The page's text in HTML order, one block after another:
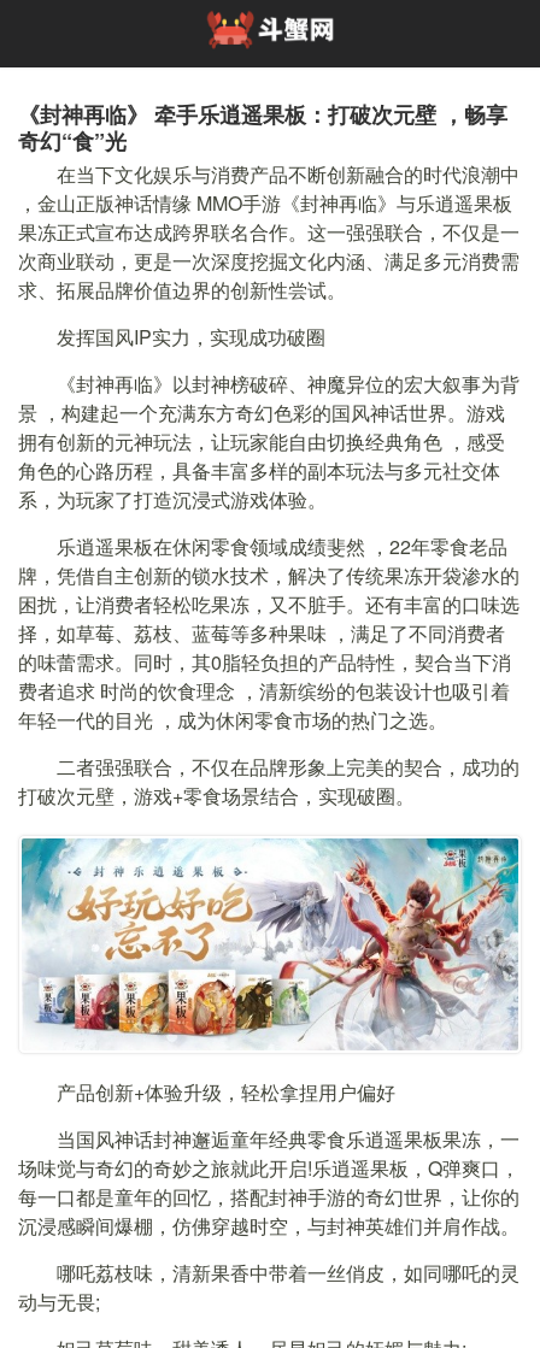
《封神再临》 牵手乐逍遥果板：打破次元壁 ，畅享
奇幻“食”光
在当下⽂化娱乐与消费产品不断创新融合的时代浪潮中
，金山正版神话情缘 MMO手游《封神再临》与乐逍遥果板
果冻正式宣布达成跨界联名合作。这⼀强强联合，不仅是⼀
次商业联动，更是⼀次深度挖掘⽂化内涵、满⾜多元消费需
求、拓展品牌价值边界的创新性尝试。
发挥国风IP实力，实现成功破圈
《封神再临》以封神榜破碎、神魔异位的宏⼤叙事为背
景 ，构建起⼀个充满东⽅奇幻⾊彩的国风神话世界。游戏
拥有创新的元神玩法，让玩家能⾃由切换经典角⾊ ，感受
角⾊的⼼路历程，具备丰富多样的副本玩法与多元社交体
系，为玩家了打造沉浸式游戏体验。
乐逍遥果板在休闲零⻝领域成绩斐然 ，22年零食老品
牌，凭借⾃主创新的锁⽔技术，解决了传统果冻开袋渗⽔的
困扰，让消费者轻松吃果冻，又不脏手。还有丰富的⼝味选
择，如草莓、荔枝、蓝莓等多种果味 ，满⾜了不同消费者
的味蕾需求。同时，其0脂轻负担的产品特性，契合当下消
费者追求 时尚的饮食理念 ，清新缤纷的包装设计也吸引着
年轻⼀代的⽬光 ，成为休闲零⻝市场的热⻔之选。
二者强强联合，不仅在品牌形象上完美的契合，成功的
打破次元壁，游戏+零食场景结合，实现破圈。
产品创新+体验升级，轻松拿捏用户偏好
当国风神话封神邂逅童年经典零食乐逍遥果板果冻，一
场味觉与奇幻的奇妙之旅就此开启!乐逍遥果板，Q弹爽口，
每一口都是童年的回忆，搭配封神手游的奇幻世界，让你的
沉浸感瞬间爆棚，仿佛穿越时空，与封神英雄们并肩作战。
哪吒荔枝味，清新果香中带着一丝俏皮，如同哪吒的灵
动与无畏;